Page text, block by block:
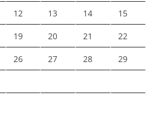
12 13 14 15
19 20 21 22
26 27 28 29